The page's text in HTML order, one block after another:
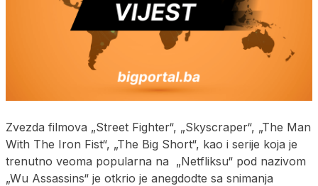
Zvezda filmova „Street Fighter“, „Skyscraper“, „The Man
With The Iron Fist“, „The Big Short“, kao i serije koja je
trenutno veoma popularna na „Netfliksu“ pod nazivom
„Wu Assassins“ je otkrio je anegdodte sa snimanja